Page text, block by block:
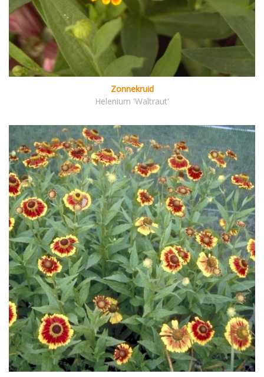
Zonnekruid
Helenium 'Waltraut'